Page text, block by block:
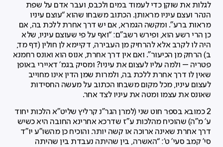
לגלות את שוקן כדי לעמוד במים ולכבס, ועבר אדם על שפת
הנהר ועצם עיניו מראותן. הכתוב משבחו שהוא “עוצם עיניו
מראות ברע”. ומקשה הגמרא, אם יש דרך אחרת ללכת בה, אם
כן הרי רשע הוא, ופירש רשב”ם: “ואף על פי שעוצם עיניו, שלא
היה לו לקרב אלא להרחיק מן העבירה, דקיימא לן חולין (דף מד,
ב) הרחק מן הכיעור”. ואם אין דרך אחרת, אנוס הוא ואונס רחמנא
פטריה – ולמה עליו לעצום את עיניו? ומסיק בגמ' דאיירי באופן
שאין לו דרך אחרת ללכת בה, ולמרות שמן הדין אינו מחוייב
לעצום עיניו, מכל מקום משבחו הכתוב על מעשה החסידות
שאונס את עצמו ומטה את עיניו לצד אחר.
2 כמובא בספר חוט שני (למרן הגר”נ קרליץ שליט"א הלכות יחוד
ע' מ"ה) שהוכיח מהלכות ע"ז שדרכא אחרינא החובה היא כשיש
דרך אחרת שאינה ארוכה או קשה יותר. והוכיח כן מהשו”ע יו”ד
סי’ קמב סעי’ ט’: “האשרה, בין שהיתה נעבדת בין שהיתה